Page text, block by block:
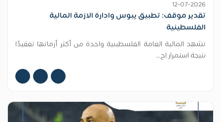
12-07-2026
تقدير موقف: تطبيق يبوس وادارة الازمة المالية
الفلسطينية
تشهد المالية العامة الفلسطينية واحدة من أكثر أزماتها تعقيدًا
نتيجة استمرار اح...